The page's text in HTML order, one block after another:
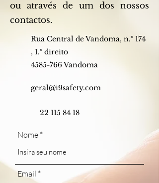
ou através de um dos nossos
contactos.
Rua Central de Vandoma, n.º 174
, 1.º direito
4585-766Vandoma
geral@i9safety.com
22 115 84 18
Nome
Email